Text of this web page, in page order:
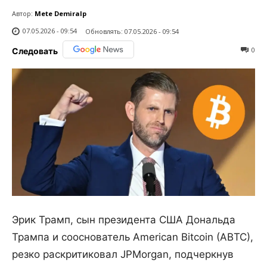
Автор: Mete Demiralp
07.05.2026 - 09:54
Обновлять: 07.05.2026 - 09:54
Следовать 0
Эрик Трамп, сын президента США Дональда
Трампа и сооснователь American Bitcoin (ABTC),
резко раскритиковал JPMorgan, подчеркнув